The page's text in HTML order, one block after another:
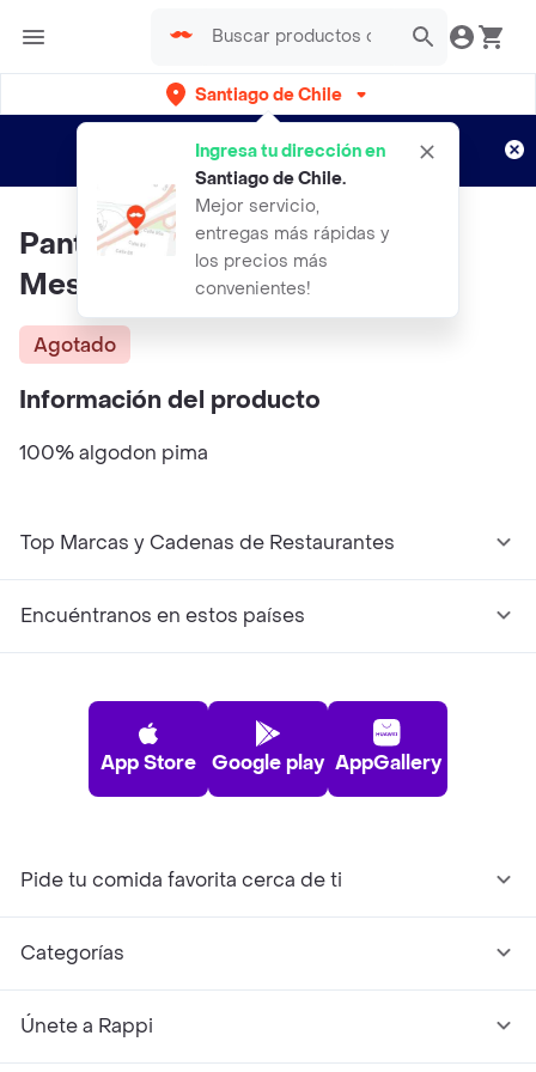
Santiago de Chile
Ingresa tu dirección en
Santiago de Chile.
Mejor servicio,
entregas más rápidas y
los precios más
convenientes!
envíos gratis por semanas
Aplican TyC
Pantalon Lucia Acero Talla 1/3
Meses
Agotado
Información del producto
100% algodon pima
Top Marcas y Cadenas de Restaurantes
Encuéntranos en estos países
App Store Google play AppGallery
Pide tu comida favorita cerca de ti
Categorías
Únete a Rappi